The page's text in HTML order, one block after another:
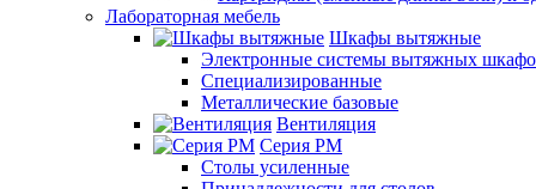
Лабораторная мебель
Шкафы вытяжные
Электронные системы вытяжных
Специализированные
Металлические базовые
Вентиляция
Серия РМ
Столы усиленные